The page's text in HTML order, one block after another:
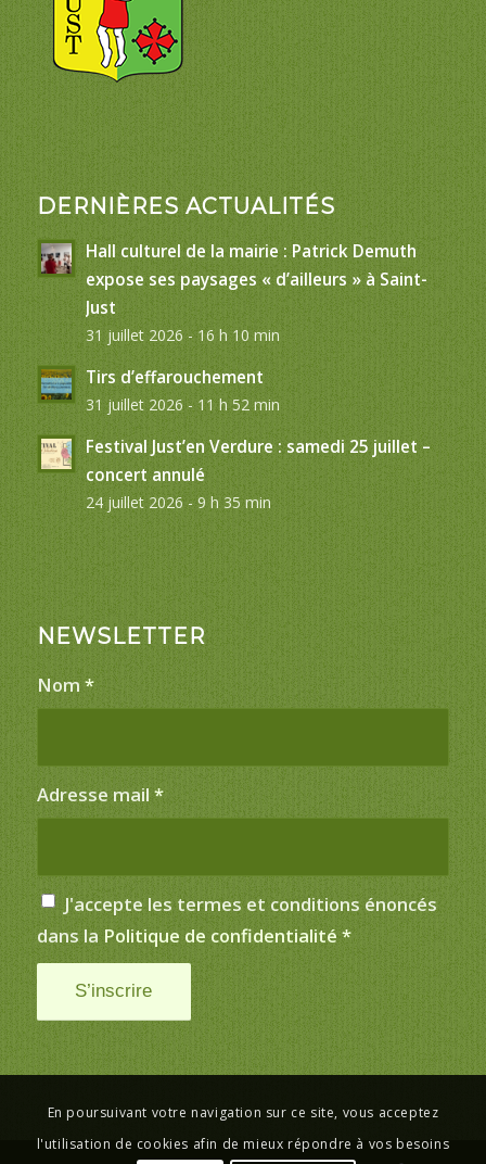
DERNIÈRES ACTUALITÉS
Hall culturel de la mairie : Patrick Demuth
expose ses paysages « d’ailleurs » à Saint-
Just
31 juillet 2026 - 16 h 10 min
Tirs d’effarouchement
31 juillet 2026 - 11 h 52 min
Festival Just’en Verdure : samedi 25 juillet –
concert annulé
24 juillet 2026 - 9 h 35 min
NEWSLETTER
Nom *
Adresse mail *
J'accepte les termes et conditions énoncés
dans la Politique de confidentialité *
En poursuivant votre navigation sur ce site, vous acceptez
l'utilisation de cookies afin de mieux répondre à vos besoins